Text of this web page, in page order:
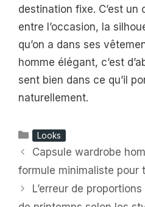
destination fixe. C’est
entre l’occasion, la
qu’on a dans ses
homme élégant, c’est
sent bien dans ce qu’il
naturellement.
Catégories
Looks
Capsule wardrobe
formule minimaliste pour
L’erreur de